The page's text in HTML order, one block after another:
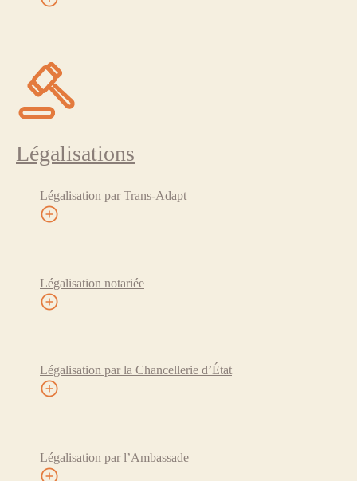
Légalisations
Légalisation par Trans-Adapt
Légalisation notariée
Légalisation par la Chancellerie d’État
Légalisation par l’Ambassade